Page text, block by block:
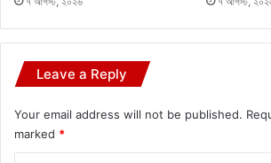
Leave a Reply
Your email address will not be published.
marked *